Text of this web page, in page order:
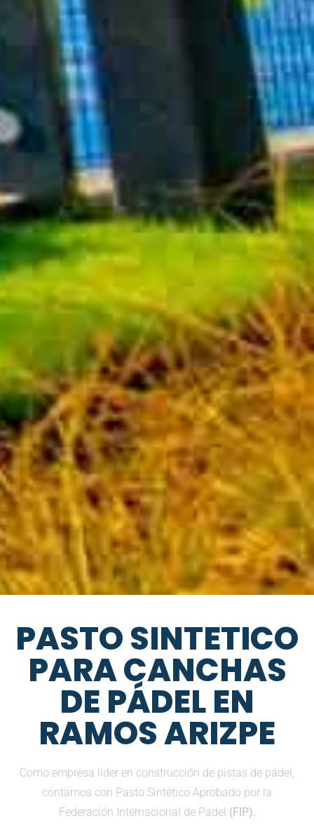
PASTO SINTETICO
PARA CANCHAS
DE PÁDEL EN
RAMOS ARIZPE
Como empresa lider en construcción de pistas de pádel,
contamos con Pasto Sintético Aprobado por la
Federación Internacional de Padel (FIP).